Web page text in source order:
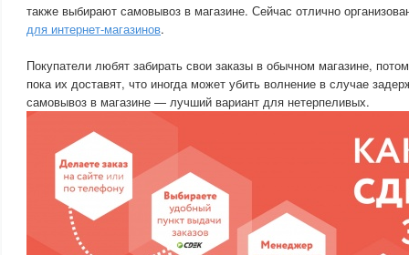
также выбирают самовывоз в магазине. Сейчас отлично
для интернет-магазинов.
Покупатели любят забирать свои заказы в обычном магазине,
пока их доставят, что иногда может убить волнение в случае
самовывоз в магазине — лучший вариант для нетерпеливых.